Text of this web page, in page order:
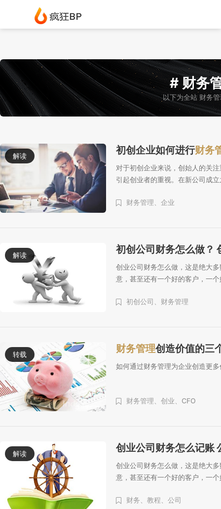
# 财务
以下为全站 财务
解读 初创企业如何进行财务
对于初创企业来说，创始人的关
引起创业者的重视。在新公司成
财务管理、 企业
解读 初创公司财务怎么做？
创业公司财务怎么做，这是绝大
意，甚至还有一个好的客户，一
初创公司、 财务管理
转载 财务管理创造价值的三
如何通过财务管理为企业创造更
财务管理、 创业、 CFO
解读 创业公司财务怎么记账
创业公司财务怎么做，这是绝大
意，甚至还有一个好的客户，一
财务、 教程、 公司